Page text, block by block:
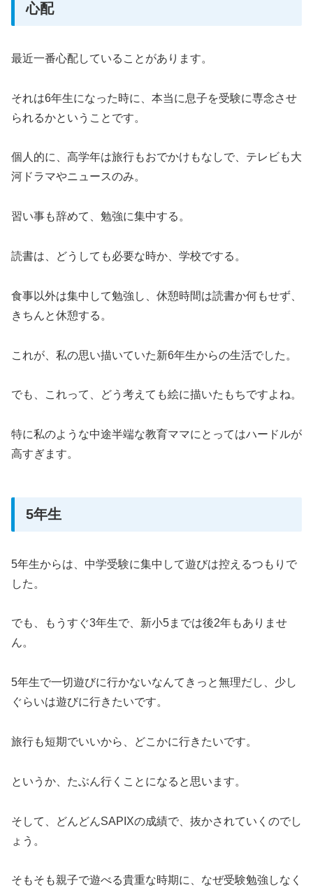
心配
最近一番心配していることがあります。
それは6年生になった時に、本当に息子を受験に専念させ
られるかということです。
個人的に、高学年は旅行もおでかけもなしで、テレビも大
河ドラマやニュースのみ。
習い事も辞めて、勉強に集中する。
読書は、どうしても必要な時か、学校でする。
食事以外は集中して勉強し、休憩時間は読書か何もせず、
きちんと休憩する。
これが、私の思い描いていた新6年生からの生活でした。
でも、これって、どう考えても絵に描いたもちですよね。
特に私のような中途半端な教育ママにとってはハードルが
高すぎます。
5年生
5年生からは、中学受験に集中して遊びは控えるつもりで
した。
でも、もうすぐ3年生で、新小5までは後2年もありませ
ん。
5年生で一切遊びに行かないなんてきっと無理だし、少し
ぐらいは遊びに行きたいです。
旅行も短期でいいから、どこかに行きたいです。
というか、たぶん行くことになると思います。
そして、どんどんSAPIXの成績で、抜かされていくのでし
ょう。
そもそも親子で遊べる貴重な時期に、なぜ受験勉強しなく